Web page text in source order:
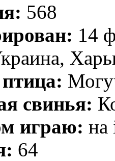
568
14
свинья:
играю: на
64